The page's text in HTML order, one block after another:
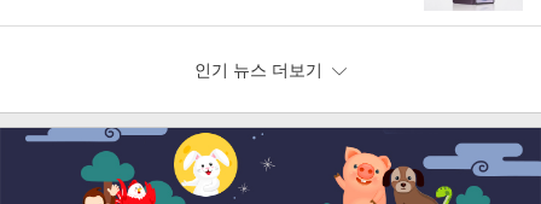
인기 뉴스 더보기